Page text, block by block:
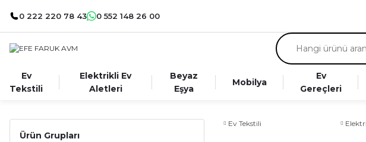
0 222 220 78 43 0 552 148 26 00
Ev
Tekstili
Elektrikli Ev
Aletleri
Beyaz
Eşya
Mobilya
Ev
Gereçleri
Ürün Grupları
Ev Tekstili